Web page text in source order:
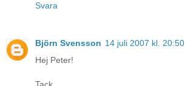
Svara
Björn Svensson 14 juli 2007 kl. 20:50
Hej Peter!
Tack